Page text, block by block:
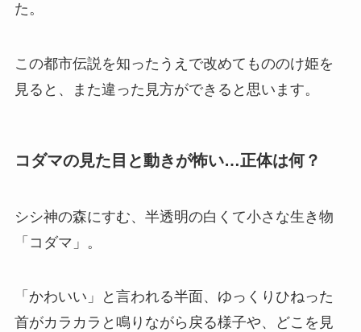
た。
この都市伝説を知ったうえで改めてもののけ姫を
見ると、また違った見方ができると思います。
コダマの見た目と動きが怖い…正体は何？
シシ神の森にすむ、半透明の白くて小さな生き物
「コダマ」。
「かわいい」と言われる半面、ゆっくりひねった
首がカラカラと鳴りながら戻る様子や、どこを見